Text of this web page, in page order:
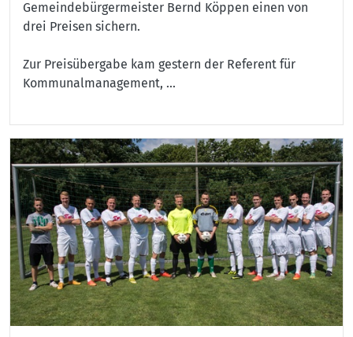
Gemeindebürgermeister Bernd Köppen einen von
drei Preisen sichern.
Zur Preisübergabe kam gestern der Referent für
Kommunalmanagement, ...